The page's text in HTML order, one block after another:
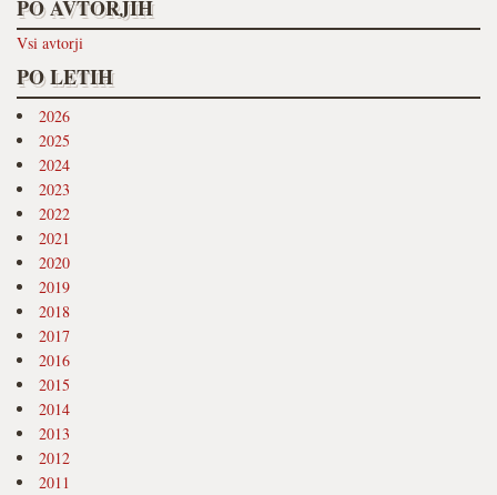
PO AVTORJIH
Vsi avtorji
PO LETIH
2026
2025
2024
2023
2022
2021
2020
2019
2018
2017
2016
2015
2014
2013
2012
2011